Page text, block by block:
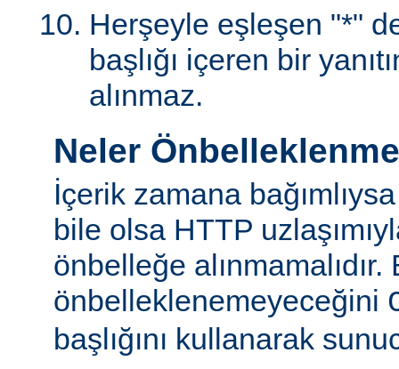
Herşeyle eşleşen "*"
başlığı içeren bir
alınmaz.
Neler
İçerik zamana
bile olsa HTTP
önbelleğe
önbelleklenemeyeceğini
başlığını kullanarak